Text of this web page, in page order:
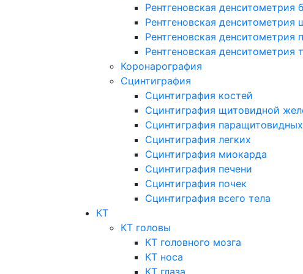
Рентгеновская денситометрия
Рентгеновская денситометрия
Рентгеновская денситометрия
Рентгеновская денситометрия
Коронарография
Сцинтиграфия
Сцинтиграфия костей
Сцинтиграфия щитовидной
Сцинтиграфия
Сцинтиграфия легких
Сцинтиграфия миокарда
Сцинтиграфия печени
Сцинтиграфия почек
Сцинтиграфия всего тела
КТ
КТ головы
КТ головного мозга
КТ носа
КТ глаза